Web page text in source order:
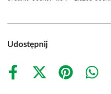
Udostępnij
Share
Share
Share
Share